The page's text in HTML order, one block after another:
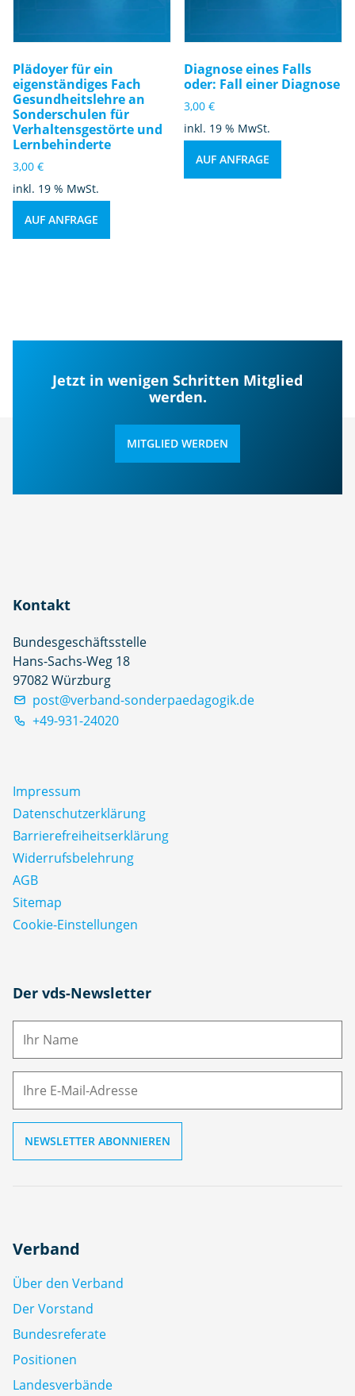
Plädoyer für ein
eigenständiges Fach
Gesundheitslehre an
Sonderschulen für
Verhaltensgestörte und
Lernbehinderte
3,00 €
inkl. 19 % MwSt.
AUF ANFRAGE
Diagnose eines Falls
oder: Fall einer Diagnose
3,00€
inkl. 19 % MwSt.
AUF ANFRAGE
Jetzt in wenigen Schritten Mitglied
werden.
MITGLIED WERDEN
Kontakt
Bundesgeschäftsstelle
Hans-Sachs-Weg 18
97082 Würzburg
post@verband-sonderpaedagogik.de
+49-931-24020
Impressum
Datenschutz­erklärung
Barrierefreiheitserklärung
Widerrufsbelehrung
AGB
Sitemap
Cookie-Einstellungen
Der vds-Newsletter
N
M
Verband
Über den Verband
Der Vorstand
Bundesreferate
Positionen
Landesverbände